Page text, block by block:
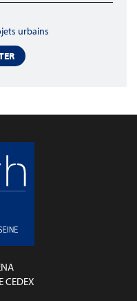
urbains
CEDEX